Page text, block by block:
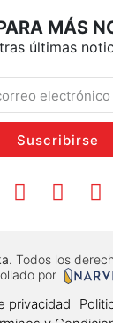
MÁS
últimas
Suscribirse
. Todos los
por
privacidad